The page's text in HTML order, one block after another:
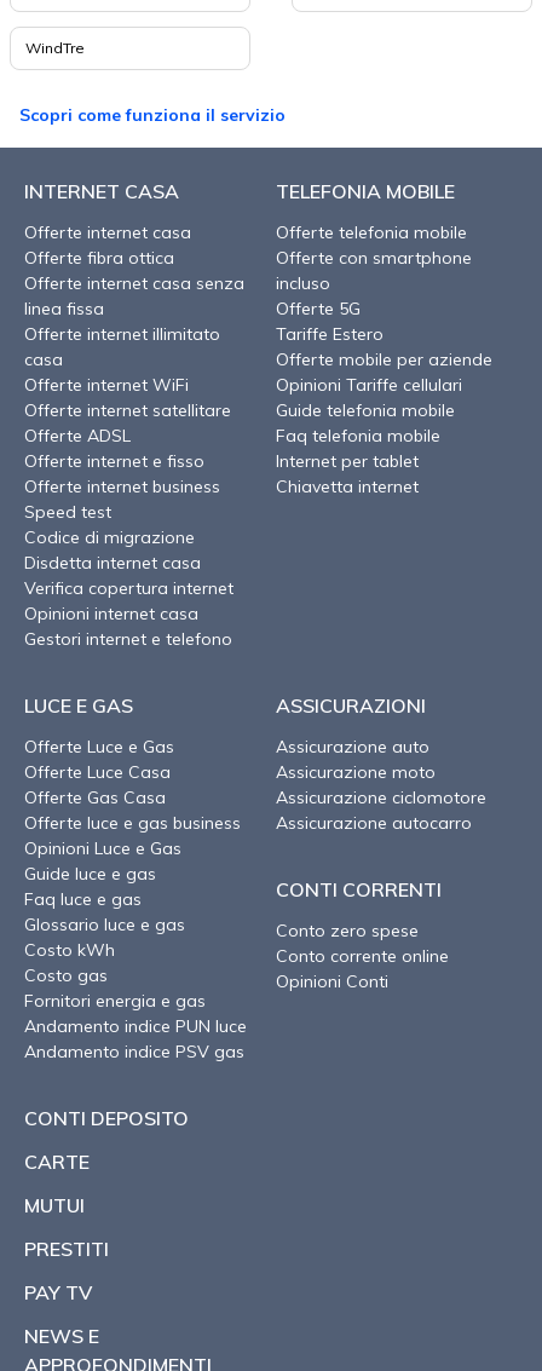
WindTre
Scopri come funziona il servizio
INTERNET CASA
Offerte internet casa
Offerte fibra ottica
Offerte internet casa senza
linea fissa
Offerte internet illimitato
casa
Offerte internet WiFi
Offerte internet satellitare
Offerte ADSL
Offerte internet e fisso
Offerte internet business
Speed test
Codice di migrazione
Disdetta internet casa
Verifica copertura internet
Opinioni internet casa
Gestori internet e telefono
TELEFONIA MOBILE
Offerte telefonia mobile
Offerte con smartphone
incluso
Offerte 5G
Tariffe Estero
Offerte mobile per aziende
Opinioni Tariffe cellulari
Guide telefonia mobile
Faq telefonia mobile
Internet per tablet
Chiavetta internet
LUCE E GAS
Offerte Luce e Gas
Offerte Luce Casa
Offerte Gas Casa
Offerte luce e gas business
Opinioni Luce e Gas
Guide luce e gas
Faq luce e gas
Glossario luce e gas
Costo kWh
Costo gas
Fornitori energia e gas
Andamento indice PUN luce
Andamento indice PSV gas
ASSICURAZIONI
Assicurazione auto
Assicurazione moto
Assicurazione ciclomotore
Assicurazione autocarro
CONTI CORRENTI
Conto zero spese
Conto corrente online
Opinioni Conti
CONTI DEPOSITO
CARTE
MUTUI
PRESTITI
PAY TV
NEWS E
APPROFONDIMENTI